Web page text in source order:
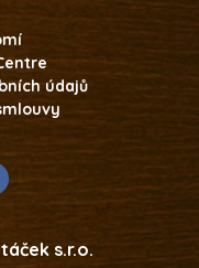
údajů
s.r.o.